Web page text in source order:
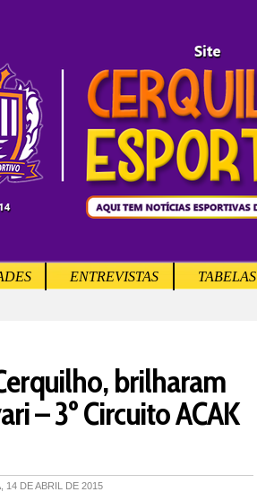
ENTREVISTAS TABELAS
brilharam
– 3º Circuito ACAK
14 DE ABRIL DE 2015